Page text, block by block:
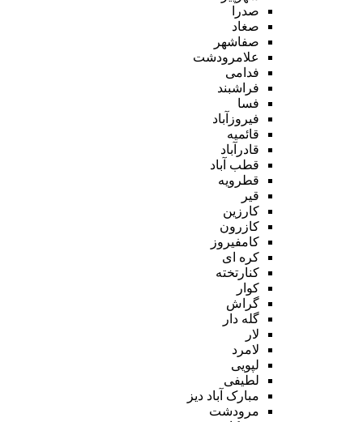
صدرا
صغاد
صفاشهر
علامرودشت
فدامی
فراشبند
فسا
فیروزآباد
قائمیه
قادرآباد
قطب آباد
قطرویه
قیر
کارزین
کازرون
کامفیروز
کره ای
کنارتخته
کوار
گراش
گله دار
لار
لامرد
لپویی
لطیفی
مبارک آباد دیز
مرودشت